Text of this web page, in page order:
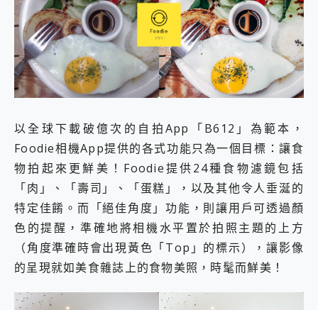
2億 APO蔡司長焦神機降臨~ vivo X200 Pro、vivo X200 就是這麼好拍
EaseUS Vocal Remover 免費線上去聲器一鍵去除人聲 人聲 音樂分離 2024 消除人聲推薦
3 個超值 MHN 飛人工具分享~~ iToolab AnyGo 魔物獵人 Now飛人 ios教學 不出門也可以到處走
Locawhere AnyTo 寶可夢飛人 AnyTo 不出門也可以飛遍全世界
小體積 40000mAh 超大容量 一次充5個設備 充好充滿 CUKTECH 酷態科 300W 微型充電站 開箱 評測
97.3% 恢復率，資料救援就是這麼簡單 EaseUS Data Recovery Wizard Free 18.0.0 業界最好的資料救援軟體
磁碟系統大風吹 有了 磁碟管理程式 EaseUS Partition Master 就是這麼簡單
Xiaomi 14 Ultra 開箱 評測~ 有深度的 Leica 影像旗艦手機! 加碼小旗艦 Xiaomi 14 開箱 評測
vivo TWS 3e 真無線藍牙耳機智慧降噪升級、音質明亮溫潤，並支援雙設備連接~
MSI Claw 掌機專屬配件包 來囉 完美保護 MSI Claw A1M-026TW 電競掌機
人像旗艦 vivo V30 系列 開箱 評測! 首搭蔡司光學鏡頭、攝影棚級柔光環、拍攝功能最好玩的美拍神機 vivo V30 Pro
多個願望一次滿足 超強散熱 微星 MSI Claw A1M-026TW 電競掌機 開箱 評測
一吸完美對位 擁有超強吸力與超好用的隱磁支架 O-ONE MAG 最會吸的行動電源 開箱 評測
Motorola edge 70 pro 及 moto g37 power上市，登錄在送飛利浦氣炸鍋
近八千元的 Soundcore Liberty 5 Pro Max，有螢幕的耳機會是智商稅嗎?
榮耀 HONOR 600 Pro x MOLLY Limited Edition 限量版開賣，攜手味全龍進駐大巨蛋萬人盛典
以全球下載破億次的自拍App「B612」為範本，
Foodie相機App提供的各式功能只為一個目標：讓食
物拍起來更鮮美！Foodie提供24種食物濾鏡包括
「肉」、「壽司」、「蛋糕」，以及其他令人垂涎的
特定佳餚。而「絕佳角度」功能，則讓用戶可透過顏
色的提醒，準確地將相機水平置於拍照主題的上方
（角度準確時會出現黃色「Top」的標示），讓影像
的呈現就如美食雜誌上的食物美照，時髦而鮮美！